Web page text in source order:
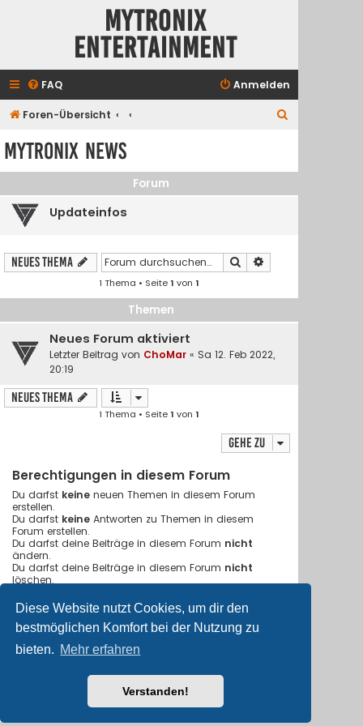
Diese Website nutzt Cookies, um dir den
bestmöglichen Komfort bei der Nutzung zu
bieten. Mehr erfahren
Verstanden!
Mytronix
Entertainment
FAQ Anmelden
Foren-Übersicht
e
Mytronix News
Forum
Updateinfos
Neues Thema Suche
1 Thema • Seite1 von1
Themen
Neues Forum aktiviert
Letzter Beitrag von ChoMar « Sa 12. Feb 2022,
20:19
Neues Thema
1 Thema • Seite1 von1
Gehe zu
Berechtigungen in diesem Forum
Du darfst keine neuen Themen in diesem Forum
erstellen.
Du darfst keine Antworten zu Themen in diesem
Forum erstellen.
Du darfst deine Beiträge in diesem Forum nicht
ändern.
Du darfst deine Beiträge in diesem Forum nicht
löschen.
erstellen.
Foren-Übersicht
Deutsche Übersetzung durch